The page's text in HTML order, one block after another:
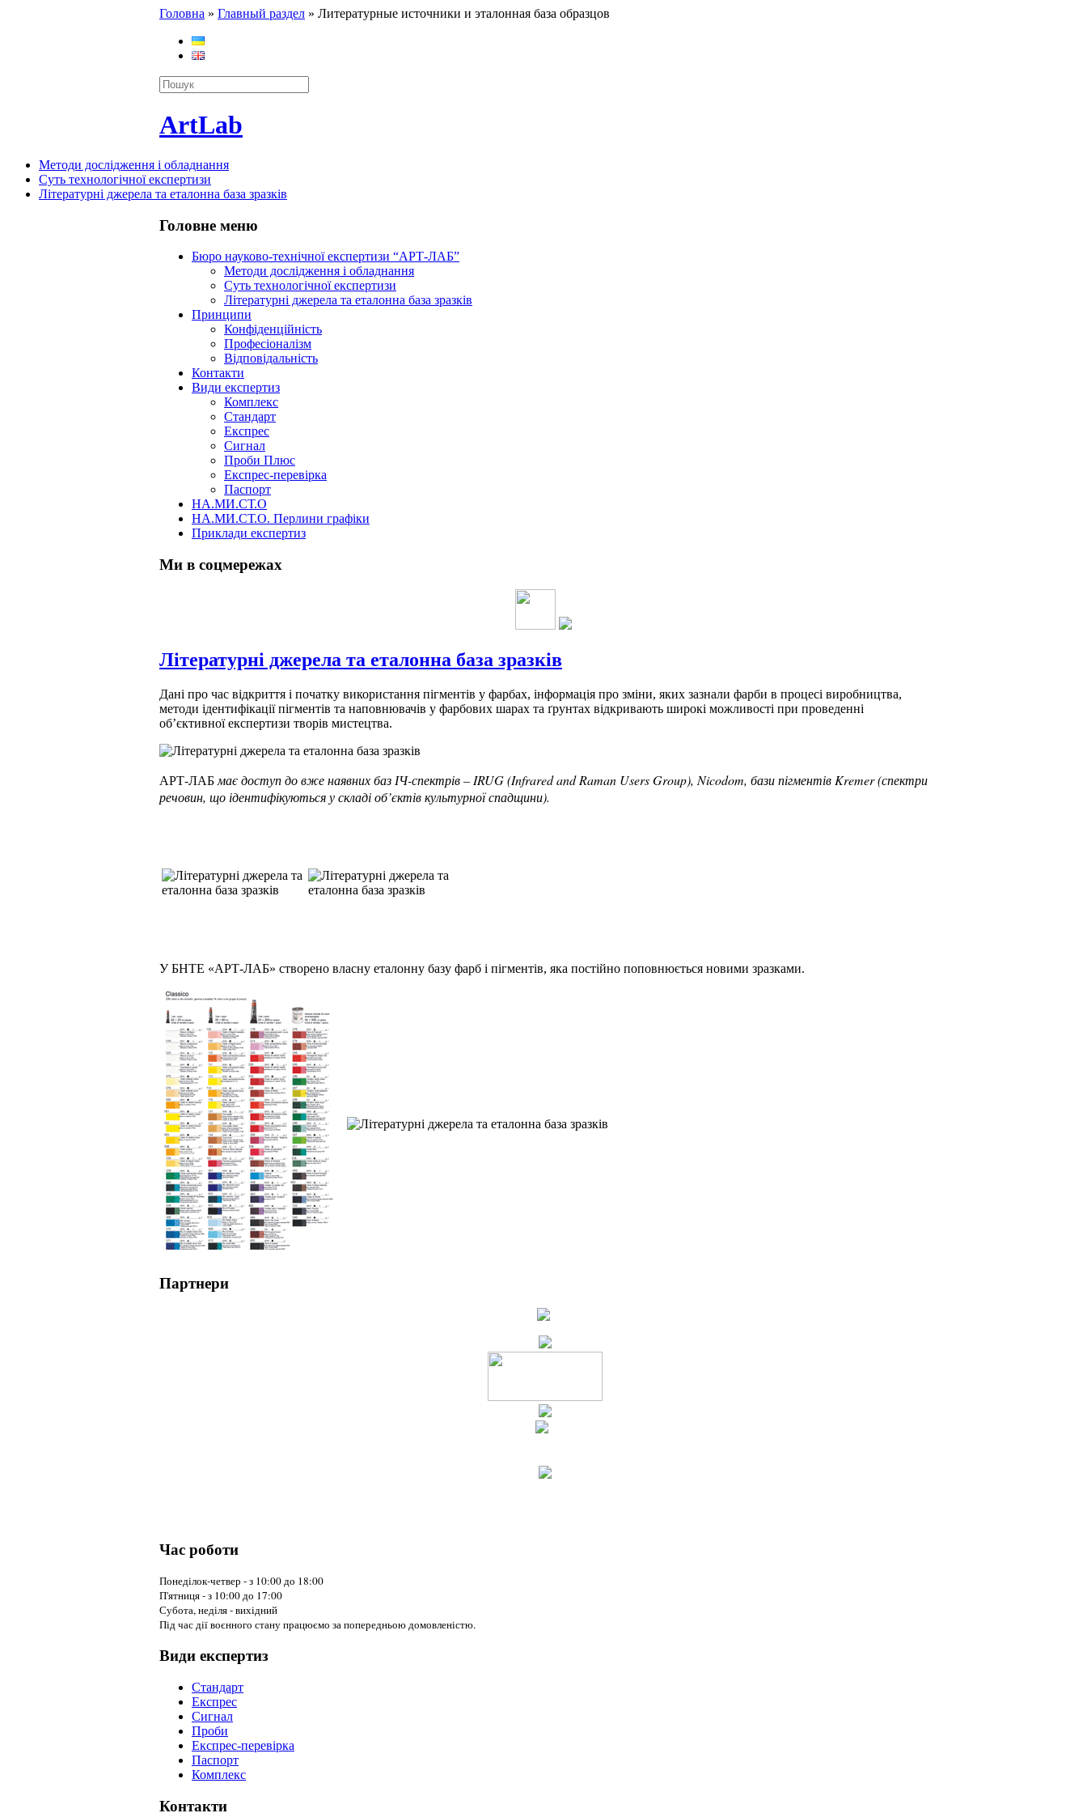
Головна » Главный раздел » Литературные источники и эталонная база образцов
ArtLab
Методи дослідження і обладнання
Суть технологічної експертизи
Літературні джерела та еталонна база зразків
Головне меню
Бюро науково-технічної експертизи “АРТ-ЛАБ”
Методи дослідження і обладнання
Суть технологічної експертизи
Літературні джерела та еталонна база зразків
Принципи
Конфіденційність
Професіоналізм
Відповідальність
Контакти
Види експертиз
Комплекс
Стандарт
Експрес
Сигнал
Проби Плюс
Експрес-перевірка
Паспорт
НА.МИ.СТ.О
НА.МИ.СТ.О. Перлини графіки
Приклади експертиз
Ми в соцмережах
Skip
to
Літературні джерела та еталонна база зразків
Дані про час відкриття і початку використання пігментів у фарбах, інформація про зміни, яких зазнали фарби в процесі виробництва,
методи ідентифікації пігментів та наповнювачів у фарбових шарах та ґрунтах відкривають широкі можливості при проведенні
об’єктивної експертизи творів мистецтва.
АРТ-ЛАБ має доступ до вже наявних баз ІЧ-спектрів – IRUG (Infrared and Raman Users Group), Nicodom, бази пігментів Kremer (спектри
речовин, що ідентифікуються у складі об’єктів культурної спадщини).
У БНТЕ «АРТ-ЛАБ» створено власну еталонну базу фарб і пігментів, яка постійно поповнюється новими зразками.
Партнери
Час роботи
Понеділок-четвер - з 10:00 до 18:00
П'ятниця - з 10:00 до 17:00
Субота, неділя - вихідний
Під час дії воєнного стану працюємо за попередньою домовленістю.
Види експертиз
Cтандарт
Експрес
Сигнал
Проби
Експрес-перевірка
Паспорт
Комплекс
Контакти